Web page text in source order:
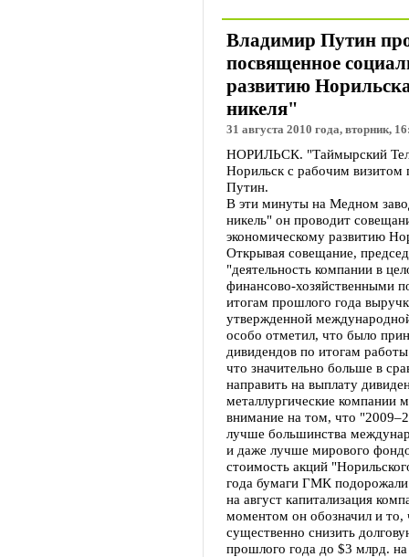
Владимир Путин
посвященное
развитию
никеля"
31 августа 2010 года, вторник,
НОРИЛЬСК. "Таймырский
Норильск с рабочим
Путин.
В эти минуты на Медном
никель" он проводит
экономическому развитию
Открывая совещание,
"деятельность компании в
финансово-хозяйственными
итогам прошлого года
утвержденной
особо отметил, что было
дивидендов по итогам
что значительно больше в
направить на выплату
металлургические компании
внимание на том, что
лучше большинства
и даже лучше мирового
стоимость акций
года бумаги ГМК
на август капитализация
моментом он обозначил и
существенно снизить
прошлого года до $3 млрд.